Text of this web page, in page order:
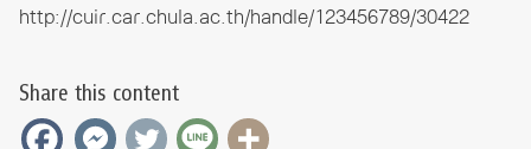
http://cuir.car.chula.ac.th/handle/123456789/30422
Share this content